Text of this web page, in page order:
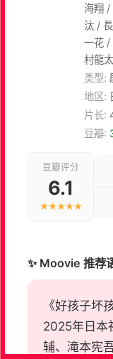
海翔 /
汰 /
一花 /
村龍
类型:
地区:
片长:
豆瓣:
豆瓣评分
6.1
★★★★★
✨ Moovie 推荐
《好孩子坏
2025年日本
辅、滝本宪